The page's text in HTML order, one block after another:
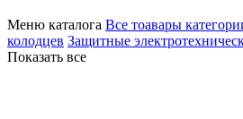
Меню каталога Все тоавары
колодцев Защитные
Показать все